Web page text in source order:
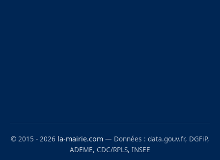
© 2015 - 2026 la-mairie.com — Données : data.gouv.fr, DGFiP,
ADEME, CDC/RPLS, INSEE